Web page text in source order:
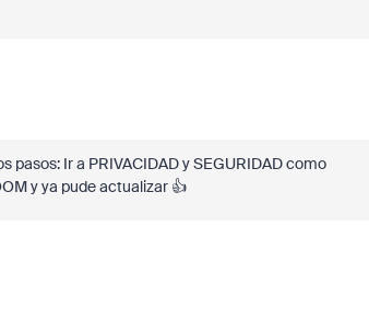
pasos: Ir a PRIVACIDAD y SEGURIDAD como
y ya pude actualizar 👍